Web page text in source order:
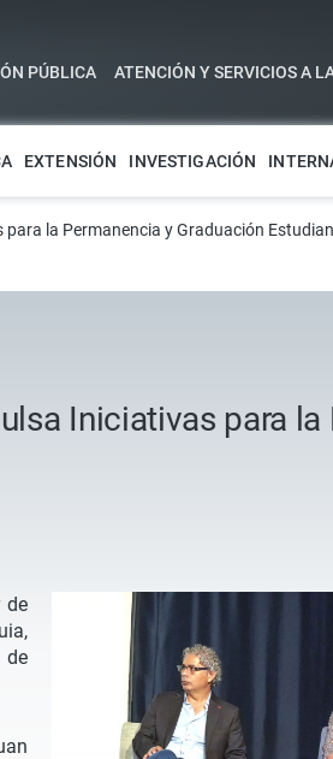
PÚBLICA ATENCIÓN Y SERVICIOS A
EXTENSIÓN INVESTIGACIÓN
la Permanencia y Graduación
Iniciativas para
de
de